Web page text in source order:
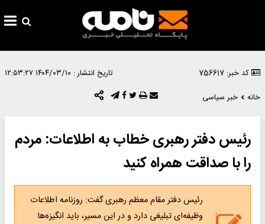
کد خبر: 756617 تاریخ انتشار : ۱۴۰۴/۰۳/۱۰ ۱۲:۵۳:۲۷
خانه
خبر سیاسی
رئیس دفتر رهبری خطاب به اطلاعات: مردم
را با صداقت همراه کنید
رئیس دفتر مقام معظم رهبری گفت: روزنامه اطلاعات
وظیفه‌ای تبلیغی دارد و در این مسیر، باید انگیزه‌ها